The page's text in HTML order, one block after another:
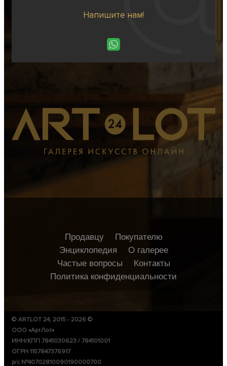
Напишите нам!
Продавцу
Покупателю
Энциклопедия
О галерее
Частые вопросы
Контакты
Политика конфиденциальности
© ARTLOT 24, 2015 - 2026 ©
ООО «АртЛот»
ИНН/КПП 7841030623 / 784101001
ОГРН 1157847376917
р/с №40702810090190000700